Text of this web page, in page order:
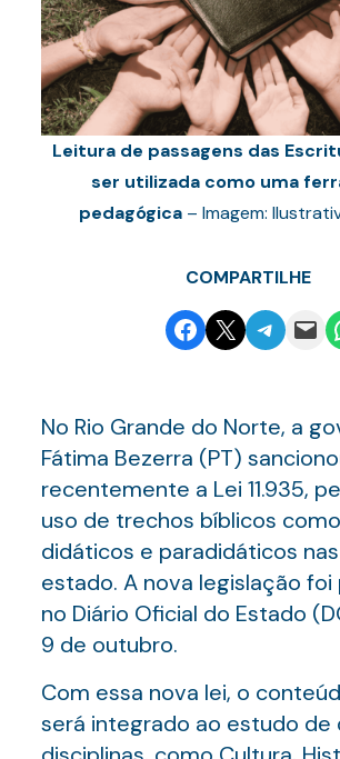
Leitura de passagens das
ser utilizada como uma
pedagógica– Imagem:
COMPARTILHE
Share on Facebook
Email this PageShare onEmail this
No Rio Grande do Norte, a
Fátima Bezerra (PT)
recentemente a Lei 11.935,
uso de trechos bíblicos
didáticos e paradidáticos
estado. A nova legislação foi
no Diário Oficial do Estado
9 de outubro.
Com essa nova lei, o
será integrado ao estudo de